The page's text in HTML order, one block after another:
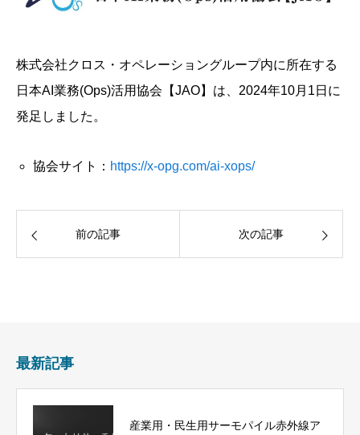
株式会社クロス・オペレーショングループ内に所在する
日本AI業務(Ops)活用協会【JAO】は、2024年10月1日に
発足しました。
協会サイト： https://x-opg.com/ai-xops/
前の記事 次の記事
最新記事
産業用・民生用サーモパイル赤外線ア